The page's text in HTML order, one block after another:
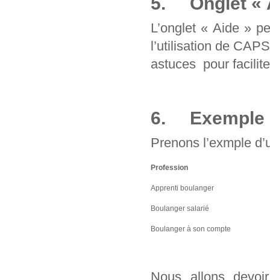
L’onglet « Aide »
l’utilisation de
astuces pour
6. Exemple
Prenons l’exmple
Profession
Apprenti boulanger
Boulanger salarié
Boulanger à son compte
Nous allons